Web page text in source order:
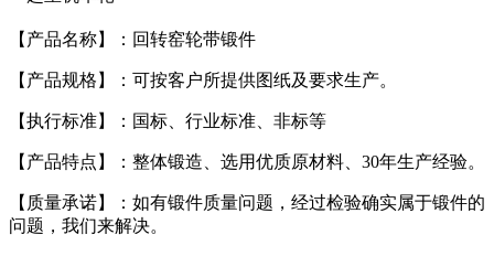
【产品名称】：回转窑轮带锻件
【产品规格】：可按客户所提供图纸及要求生产。
【执行标准】：国标、行业标准、非标等
【产品特点】：整体锻造、选用优质原材料、30年生产经验。
【质量承诺】：如有锻件质量问题，经过检验确实属于锻件的
问题，我们来解决。